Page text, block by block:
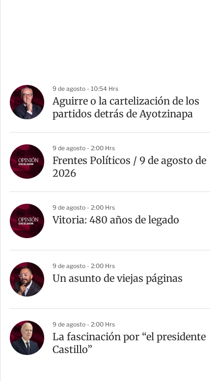
9 de agosto - 10:54 Hrs
Aguirre o la cartelización de los
partidos detrás de Ayotzinapa
9 de agosto - 2:00 Hrs
Frentes Políticos / 9 de agosto de
2026
9 de agosto - 2:00 Hrs
Vitoria: 480 años de legado
9 de agosto - 2:00 Hrs
Un asunto de viejas páginas
9 de agosto - 2:00 Hrs
La fascinación por “el presidente
Castillo”